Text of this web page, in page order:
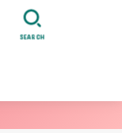
SEARCH